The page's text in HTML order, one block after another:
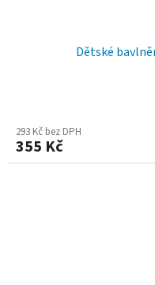
Dětské
293 Kč bez DPH
355 Kč